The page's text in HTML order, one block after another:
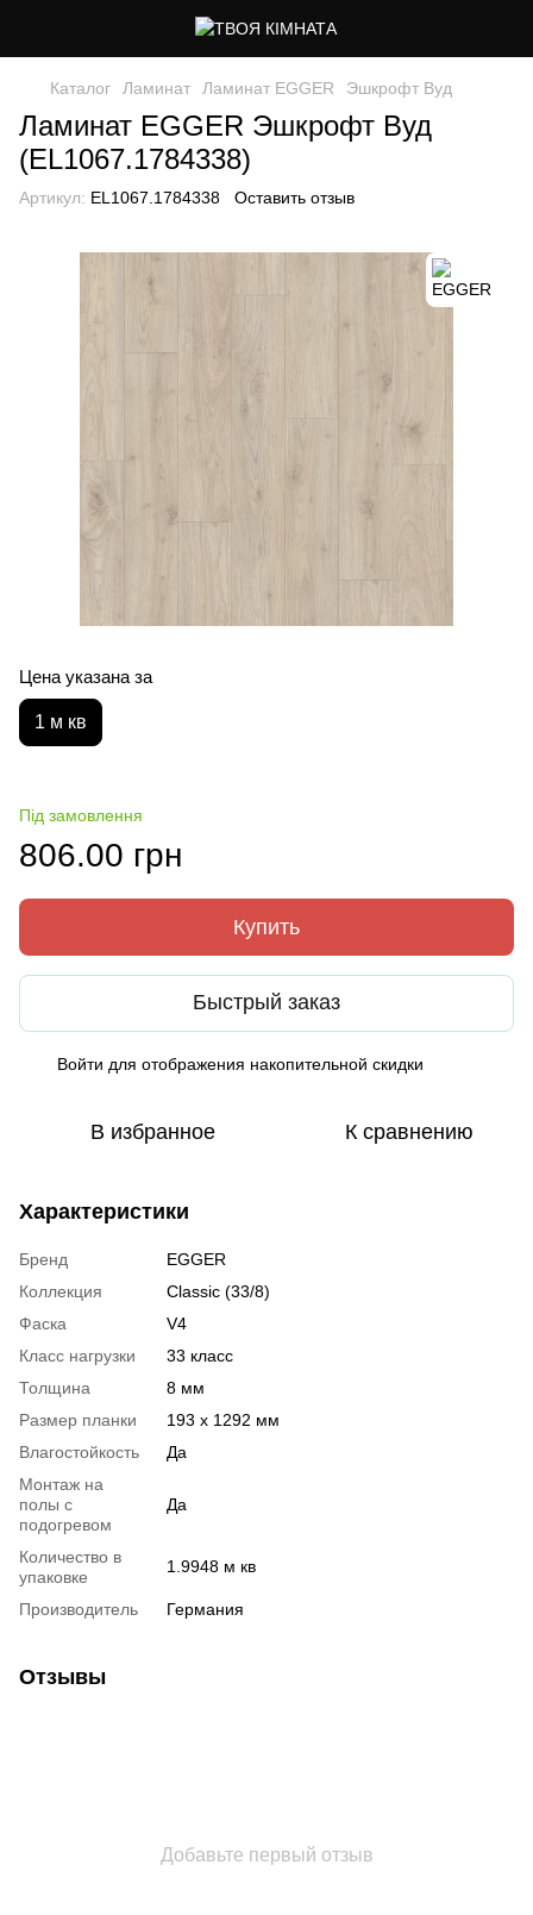
Каталог Ламинат Ламинат EGGER Эшкрофт Вуд
Ламинат EGGER Эшкрофт Вуд
(EL1067.1784338)
Артикул: EL1067.1784338 Оставить отзыв
Цена указана за
1 м кв
Під замовлення
806.00 грн
Купить
Быстрый заказ
Войти для отображения накопительной скидки
В избранное К сравнению
Характеристики
Бренд
EGGER
Коллекция
Classic (33/8)
Фаска
V4
Класс нагрузки
33 класс
Толщина
8 мм
Размер планки
193 x 1292 мм
Влагостойкость
Да
Монтаж на
полы с
подогревом
Да
Количество в
упаковке
1.9948 м кв
Производитель Германия
Отзывы
Добавьте первый отзыв